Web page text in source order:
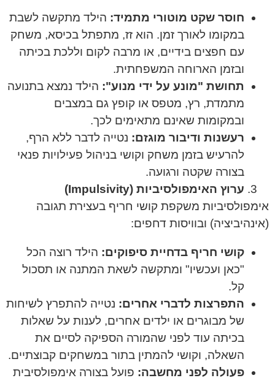
חוסר שקט מוטורי מתמיד: הילד מתקשה לשבת
במקומו לאורך זמן. הוא זז, מתפתל בכיסא, משחק
עם חפצים בידיים, או מרבה לקום וללכת בכיתה
ובזמן הארוחה המשפחתית.
תחושת "מונע על ידי מנוע": הילד נמצא בתנועה
מתמדת, רץ, מטפס או קופץ גם במצבים
ובמקומות שאינם מתאימים לכך.
רעשנות ודיבור מוגזם: נטייה לדבר ללא הרף,
להרעיש בזמן משחק וקושי בניהול פעילויות פנאי
בצורה שקטה ורגועה.
ערוץ האימפולסיביות (Impulsivity)
אימפולסיביות משקפת קושי חריף בעצירת תגובה
(אינהיביציה) ובוויסות דחפים:
קושי חריף בדחיית סיפוקים: הילד רוצה הכל
"כאן ועכשיו" ומתקשה לשאת המתנה או תסכול
קל.
התפרצות לדברי אחרים: נטייה להתפרץ לשיחות
של מבוגרים או ילדים אחרים, לענות על שאלות
בכיתה עוד לפני שהמורה הספיקה לסיים את
השאלה, וקושי להמתין בתור במשחקים קבוצתיים.
פעולה לפני מחשבה: פועל בצורה אימפולסיבית